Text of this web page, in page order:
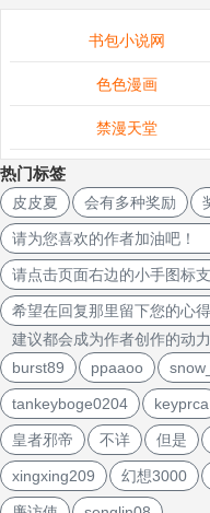
书包小说网
色色漫画
禁漫天堂
热门标签
皮皮夏 会有多种奖励
请为您喜欢的作者加油
请点击页面右边的小手
希望在回复那里留下您
建议都会成为作者创作的动力
burst89
ppaaoo
tankeyboge0204 keyprca
皇者邪帝 不详 但是
xingxing209 幻想3000